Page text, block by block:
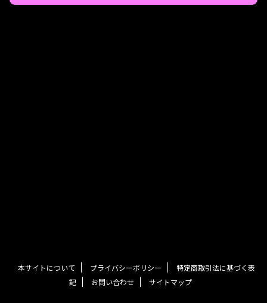
本サイトについて プライバシーポリシー
特定商取引法に基づく表
記
お問い合わせ サイトマップ